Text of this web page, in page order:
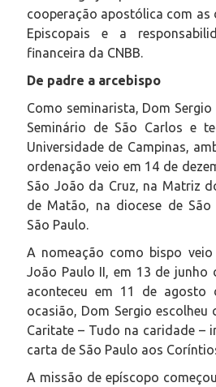
cooperação apostólica com as
Episcopais e a
financeira da CNBB.
De padre a arcebispo
Como seminarista, Dom
Seminário de São Carlos e
Universidade de Campinas,
ordenação veio em 14 de
São João da Cruz, na Matriz
de Matão, na diocese de São
São Paulo.
A nomeação como bispo
João Paulo II, em 13 de junho
aconteceu em 11 de agosto
ocasião, Dom Sergio escolheu
Caritate – Tudo na caridade –
carta de São Paulo aos
A missão de epíscopo